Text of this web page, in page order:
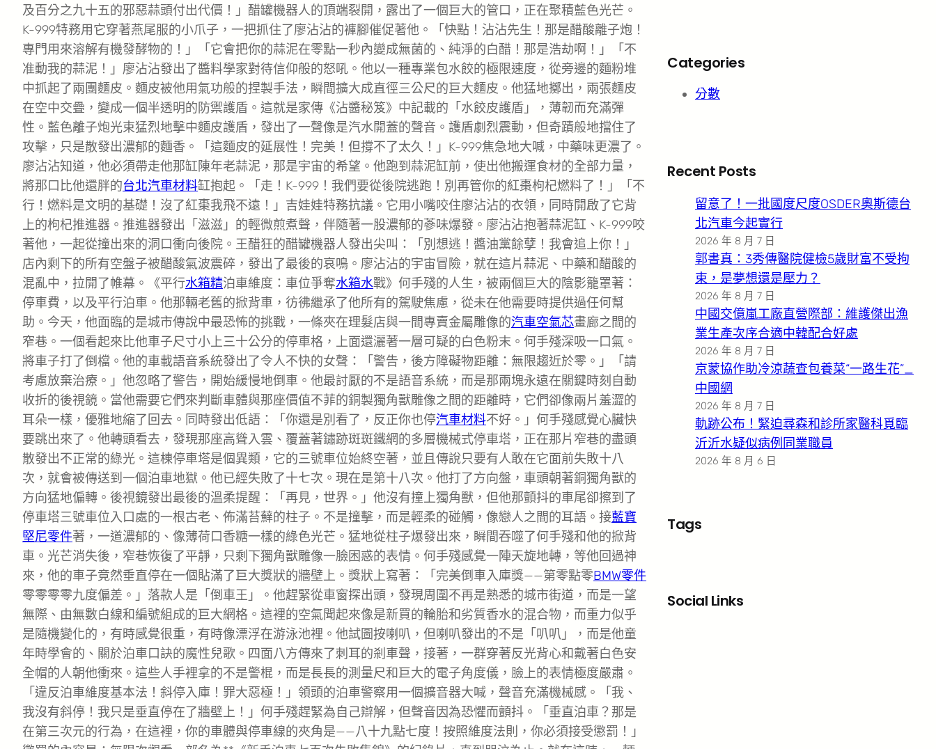
及百分之九十五的邪惡蒜頭付出代價！」醋罐機器人的頂端裂開，露出了一個巨大的管口，正在聚積藍色光芒。
K-999特務用它穿著燕尾服的小爪子，一把抓住了廖沾沾的褲腳催促著他。「快點！沾沾先生！那是醋酸離子炮！
專門用來溶解有機發酵物的！」「它會把你的蒜泥在零點一秒內變成無菌的、純淨的白醋！那是浩劫啊！」「不
准動我的蒜泥！」廖沾沾發出了醬料學家對待信仰般的怒吼。他以一種專業包水餃的極限速度，從旁邊的麵粉堆
中抓起了兩團麵皮。麵皮被他用氣功般的捏製手法，瞬間擴大成直徑三公尺的巨大麵皮。他猛地擲出，兩張麵皮
在空中交疊，變成一個半透明的防禦護盾。這就是家傳《沾醬秘笈》中記載的「水餃皮護盾」，薄韌而充滿彈
性。藍色離子炮光束猛烈地擊中麵皮護盾，發出了一聲像是汽水開蓋的聲音。護盾劇烈震動，但奇蹟般地擋住了
攻擊，只是散發出濃郁的麵香。「這麵皮的延展性！完美！但撐不了太久！」K-999焦急地大喊，中藥味更濃了。
廖沾沾知道，他必須帶走他那缸陳年老蒜泥，那是宇宙的希望。他跑到蒜泥缸前，使出他搬運食材的全部力量，
將那口比他還胖的台北汽車材料缸抱起。「走！K-999！我們要從後院逃跑！別再管你的紅棗枸杞燃料了！」「不
行！燃料是文明的基礎！沒了紅棗我飛不遠！」吉娃娃特務抗議。它用小嘴咬住廖沾沾的衣領，同時開啟了它背
上的枸杞推進器。推進器發出「滋滋」的輕微煎煮聲，伴隨著一股濃郁的蔘味爆發。廖沾沾抱著蒜泥缸、K-999咬
著他，一起從撞出來的洞口衝向後院。王醋狂的醋罐機器人發出尖叫：「別想逃！醬油黨餘孽！我會追上你！」
店內剩下的所有空盤子被醋酸氣波震碎，發出了最後的哀鳴。廖沾沾的宇宙冒險，就在這片蒜泥、中藥和醋酸的
混亂中，拉開了帷幕。《平行水箱精泊車維度：車位爭奪水箱水戰》何手殘的人生，被兩個巨大的陰影籠罩著：
停車費，以及平行泊車。他那輛老舊的掀背車，彷彿繼承了他所有的駕駛焦慮，從未在他需要時提供過任何幫
助。今天，他面臨的是城市傳說中最恐怖的挑戰，一條夾在理髮店與一間專賣金屬雕像的汽車空氣芯畫廊之間的
窄巷。一個看起來比他車子尺寸小上三十公分的停車格，上面還灑著一層可疑的白色粉末。何手殘深吸一口氣。
將車子打了倒檔。他的車載語音系統發出了令人不快的女聲：「警告，後方障礙物距離：無限趨近於零。」「請
考慮放棄治療。」他忽略了警告，開始緩慢地倒車。他最討厭的不是語音系統，而是那兩塊永遠在關鍵時刻自動
收折的後視鏡。當他需要它們來判斷車體與那座價值不菲的銅製獨角獸雕像之間的距離時，它們卻像兩片羞澀的
耳朵一樣，優雅地縮了回去。同時發出低語：「你還是別看了，反正你也停汽車材料不好。」何手殘感覺心臟快
要跳出來了。他轉頭看去，發現那座高聳入雲、覆蓋著鏽跡斑斑鐵網的多層機械式停車塔，正在那片窄巷的盡頭
散發出不正常的綠光。這棟停車塔是個異類，它的三號車位始終空著，並且傳說只要有人敢在它面前失敗十八
次，就會被傳送到一個泊車地獄。他已經失敗了十七次。現在是第十八次。他打了方向盤，車頭朝著銅獨角獸的
方向猛地偏轉。後視鏡發出最後的溫柔提醒：「再見，世界。」他沒有撞上獨角獸，但他那顫抖的車尾卻擦到了
停車塔三號車位入口處的一根古老、佈滿苔蘚的柱子。不是撞擊，而是輕柔的碰觸，像戀人之間的耳語。接藍寶
堅尼零件著，一道濃郁的、像薄荷口香糖一樣的綠色光芒。猛地從柱子爆發出來，瞬間吞噬了何手殘和他的掀背
車。光芒消失後，窄巷恢復了平靜，只剩下獨角獸雕像一臉困惑的表情。何手殘感覺一陣天旋地轉，等他回過神
來，他的車子竟然垂直停在一個貼滿了巨大獎狀的牆壁上。獎狀上寫著：「完美倒車入庫獎——第零點零BMW零件
零零零零九度偏差。」落款人是「倒車王」。他趕緊從車窗探出頭，發現周圍不再是熟悉的城市街道，而是一望
無際、由無數白線和編號組成的巨大網格。這裡的空氣聞起來像是新買的輪胎和劣質香水的混合物，而重力似乎
是隨機變化的，有時感覺很重，有時像漂浮在游泳池裡。他試圖按喇叭，但喇叭發出的不是「叭叭」，而是他童
年時學會的、關於泊車口訣的魔性兒歌。四面八方傳來了刺耳的剎車聲，接著，一群穿著反光背心和戴著白色安
全帽的人朝他衝來。這些人手裡拿的不是警棍，而是長長的測量尺和巨大的電子角度儀，臉上的表情極度嚴肅。
「違反泊車維度基本法！斜停入庫！罪大惡極！」領頭的泊車警察用一個擴音器大喊，聲音充滿機械感。「我、
我沒有斜停！我只是垂直停在了牆壁上！」何手殘趕緊為自己辯解，但聲音因為恐懼而顫抖。「垂直泊車？那是
在第三次元的行為，在這裡，你的車體與停車線的夾角是——八十九點七度！按照維度法則，你必須接受懲罰！」
Categories
分數
Recent Posts
留意了！一批國度尺度OSDER奧斯德台
北汽車今起實行
2026 年 8 月 7 日
郭書真：3秀傳醫院健檢5歲財富不受拘
束，是夢想還是壓力？
2026 年 8 月 7 日
中國交億嵐工廠直營際部：維護傑出漁
業生產次序合適中韓配合好處
2026 年 8 月 7 日
京蒙協作助冷涼蔬查包養菜“一路生花”_
中國網
2026 年 8 月 7 日
軌跡公布！緊迫尋森和診所家醫科覓臨
沂沂水疑似病例同業職員
2026 年 8 月 6 日
Tags
Social Links